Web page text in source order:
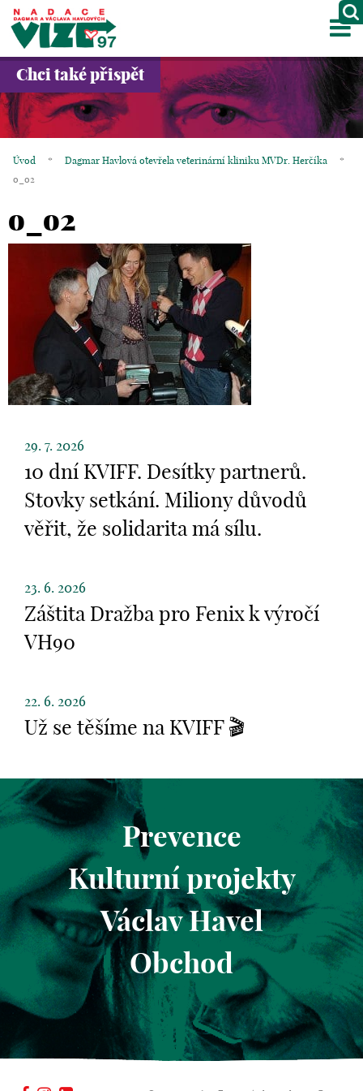
O NÁS
PROJEKTY
GALERIE
KONTAKTY
OBCHOD
KOŠÍK
Chci také přispět
Úvod * Dagmar Havlová otevřela veterinární kliniku MVDr. Herčíka
*
o_o2
o_o2
29. 7. 2026
10 dní KVIFF. Desítky partnerů.
Stovky setkání. Miliony důvodů
věřit, že solidarita má sílu.
23. 6. 2026
Záštita Dražba pro Fenix k výročí
VH90
22. 6. 2026
Už se těšíme na KVIFF 🎬
Prevence
Kulturní projekty
Václav Havel
Obchod